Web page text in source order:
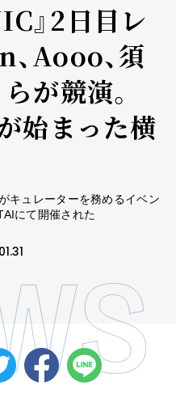
』2日目レ
、Aooo、須
が競演。
始まった横
キュレーターを務めるイベン
にて開催された